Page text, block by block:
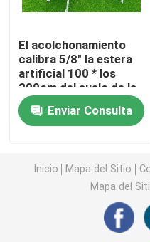
Flores de la sede
Pétalos de flores
Bola de la flor artificial
Ornamentos
Moss Mat artificial
El acolchonamiento
calibra 5/8" la estera
artificial 100 * los
200cm del suelo de la
hierba para la terraza
del balcónEnviar Consulta
Inicio Mapa del Sitio
Mapa del